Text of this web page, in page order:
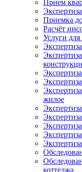
Прием
Приемка
Расчёт
Услуги
жилое
коттеджа